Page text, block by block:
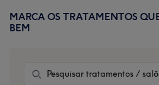
Primary
Sidebar
MARCA OS TRATAMENTOS
BEM